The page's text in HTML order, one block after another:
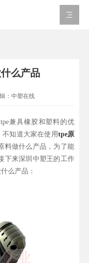
么产品
： 中塑在线
兼具橡胶和塑料的优
知道大家在使用tpe原
料做什么产品，为了能
下来深圳中塑王的工作
么产品：